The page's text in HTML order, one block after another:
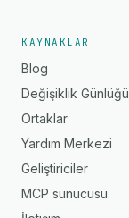
KAYNAKLAR
Blog
Değişiklik Günlüğü
Ortaklar
Yardım Merkezi
Geliştiriciler
MCP sunucusu